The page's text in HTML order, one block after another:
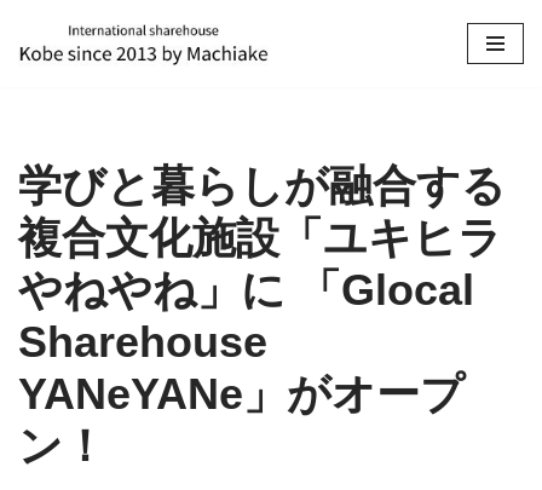
コ
ツ
へ
ス
キ
ッ
プ
学びと暮らしが融合する
複合文化施設「ユキヒラ
やねやね」に 「Glocal
Sharehouse
YANeYANe」がオープ
ン！